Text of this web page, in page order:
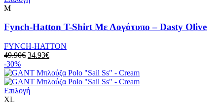
σελίδα
έχει
παραλλαγές.
Οι
επιλογές
μπορούν
να
επιλεγούν
στη
M
Fynch-Hatton T-Shirt Με Λογότυπο – Dasty Olive
FYNCH-HATTON
49.90€ Original
was:
49.90€.
34.93€Η
τιμή
είναι:
-30%
ΕπιλογήΑυτό
XL